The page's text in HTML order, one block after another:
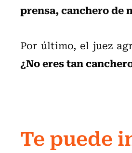
prensa, canchero de
Por último, el juez
¿No eres tan
Te puede